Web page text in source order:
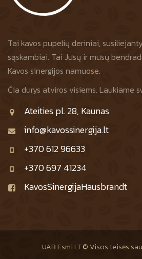
Tai kavos pupelių deriniai,
sąskambiai. Tai Jūsų ir mūsų
Kavos sinergijos namuose.
Čia durys atviros visiems. Laukiame
Ateities pl. 28, Kaunas
info@kavossinergija.lt
+370 612 96633
+370 697 41234
KavosSinergijaHausbrandt
UAB Esmi LT © Visos teisės